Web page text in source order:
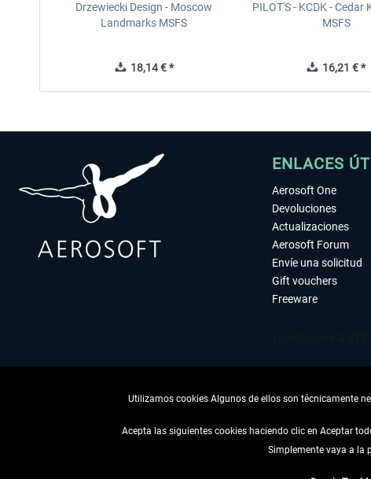
Drzewiecki Design - Moscow
Landmarks MSFS
18,14 € *
PILOT'S - KCDK - Cedar
MSFS
16,21 € *
ENLACES
Aerosoft One
Devoluciones
Actualizaciones
Aerosoft Forum
Envíe una solicitud
Gift vouchers
Freeware
DESISTIR DEL
Utilizamos cookies Algunos de ellos son técnicamente
Acepta las siguientes cookies haciendo clic en Aceptar
Simplemente vaya a la